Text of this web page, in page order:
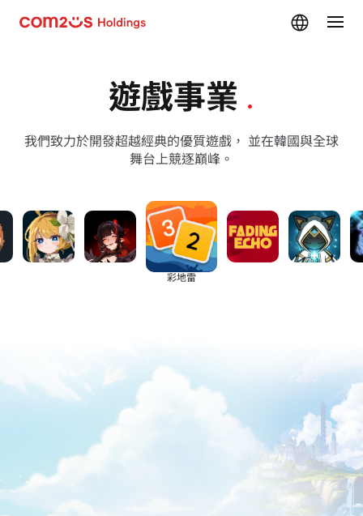
遊戲事業 .
我們致力於開發超越經典的優質遊戲， 並在韓國與全球
舞台上競逐巔峰。
消逝迴響